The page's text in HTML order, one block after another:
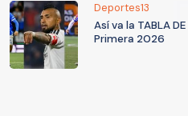
Deportes13
Así va la TABLA
Primera 2026